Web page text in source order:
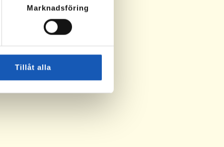
Marknadsföring
Tillåt alla